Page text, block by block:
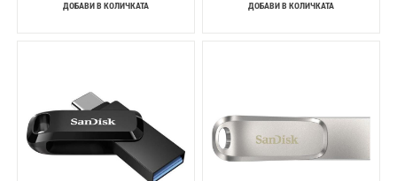
ДОБАВИ В КОЛИЧКАТА ДОБАВИ В КОЛИЧКАТА